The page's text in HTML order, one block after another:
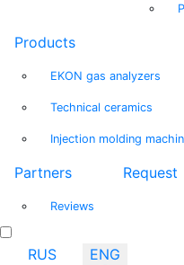
Products
EKON gas analyzers
Technical ceramics
Injection molding
Partners
Reviews
Request
RUS ENG